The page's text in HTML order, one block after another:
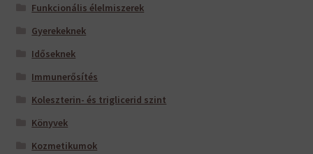
Funkcionális élelmiszerek
Gyerekeknek
Időseknek
Immunerősítés
Koleszterin- és triglicerid szint
Könyvek
Kozmetikumok